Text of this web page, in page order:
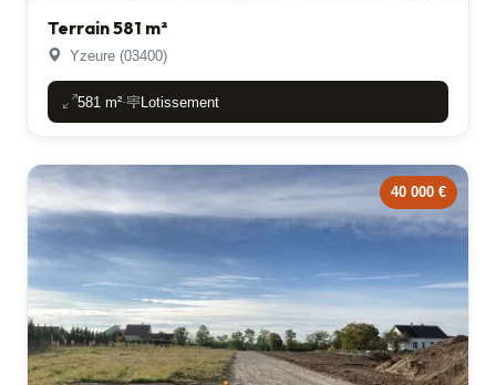
Terrain 581 m²
Yzeure (03400)
581 m²- Lotissement
40 000 €